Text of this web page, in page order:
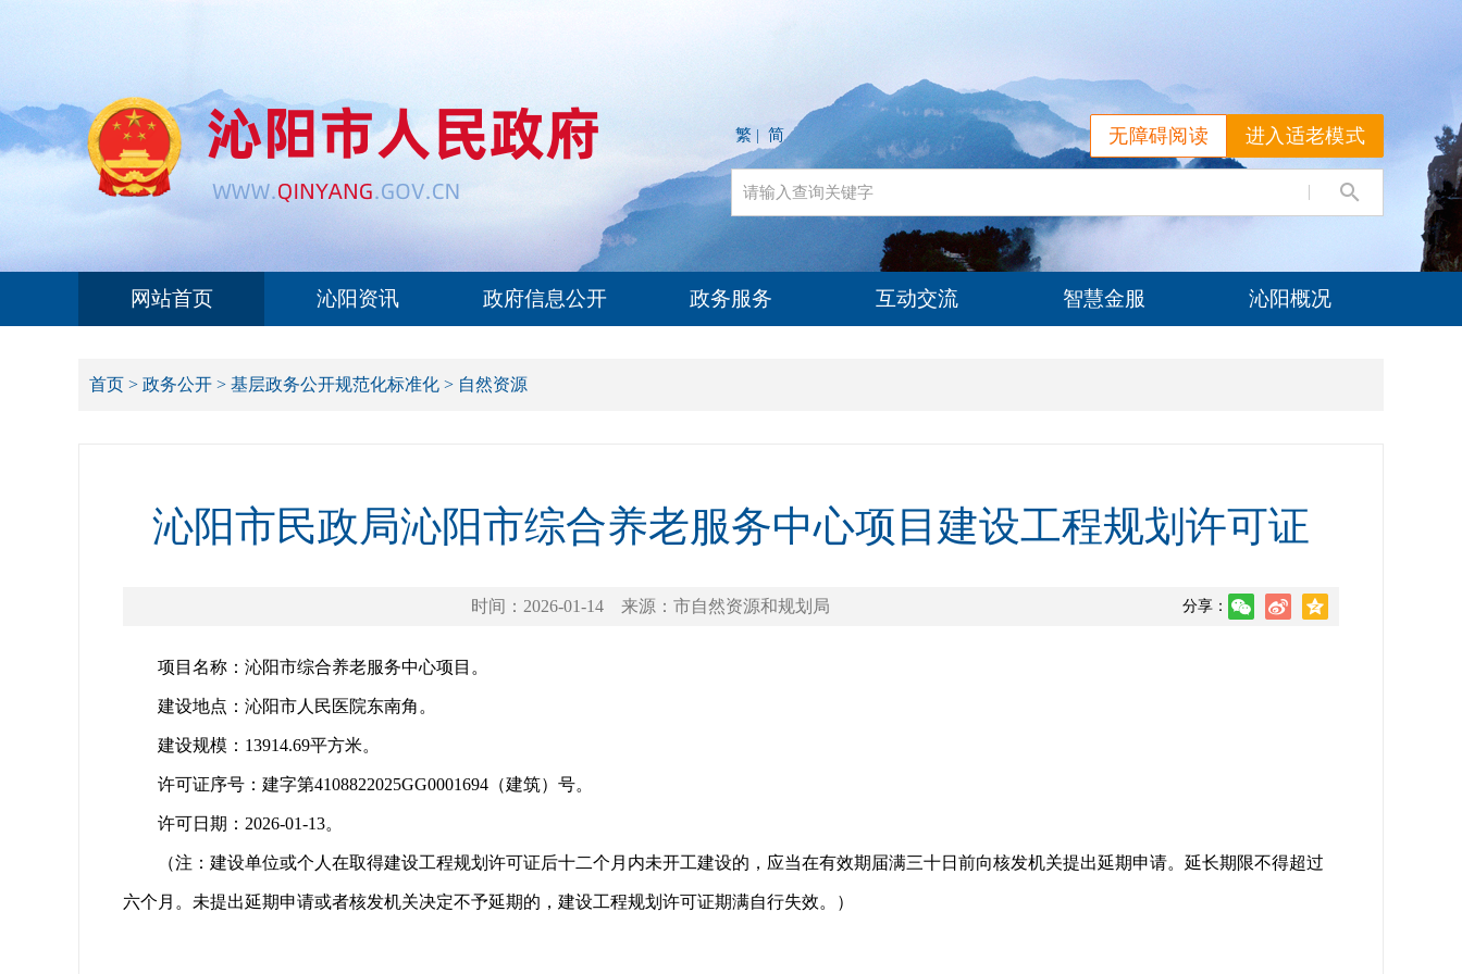
进入适老模式
无障碍阅读
繁 | 简
网站首页 沁阳资讯 政府信息公开 政务服务 互动交流 智慧金服 沁阳概况
首页 > 政务公开 > 基层政务公开规范化标准化 > 自然资源
沁阳市民政局沁阳市综合养老服务中心项目建设工程规划许可证
时间：2026-01-14 来源：市自然资源和规划局 分享：
项目名称：沁阳市综合养老服务中心项目。
建设地点：沁阳市人民医院东南角。
建设规模：13914.69平方米。
许可证序号：建字第4108822025GG0001694（建筑）号。
许可日期：2026-01-13。
（注：建设单位或个人在取得建设工程规划许可证后十二个月内未开工建设的，应当在有效期届满三十日前向核发机关提出延期申请。延长期限不得超过
六个月。未提出延期申请或者核发机关决定不予延期的，建设工程规划许可证期满自行失效。）